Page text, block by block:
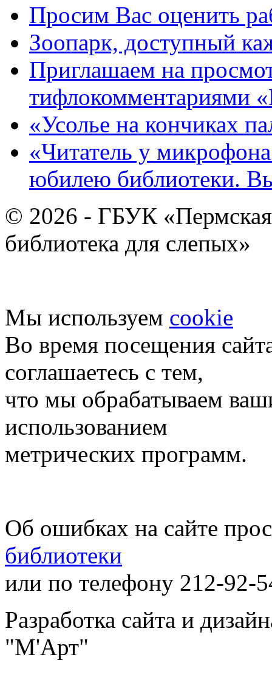
Просим Вас оценить
Зоопарк, доступный
Приглашаем на
тифлокомментариями
«Усолье на кончиках
«Читатель у
юбилею библиотеки.
© 2026 - ГБУК «Пермская
библиотека для слепых»
Мы используем cookie
Во время посещения
соглашаетесь с тем,
что мы обрабатываем
использованием
метрических программ.
Об ошибках на сайте
библиотеки
или по телефону 212-92-
Разработка сайта и
"М'Арт"